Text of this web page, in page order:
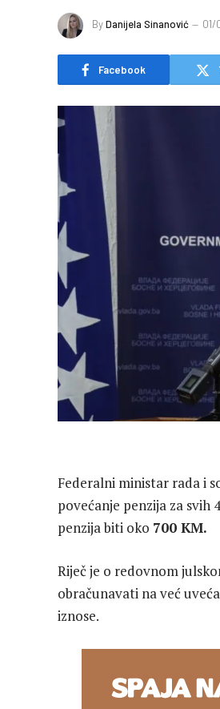
ByDanijela Sinanović 01/
Facebook
Federalni ministar rada i
povećanje penzija za svih
penzija biti oko 700 KM.
Riječ je o redovnom
obračunavati na već
iznose.